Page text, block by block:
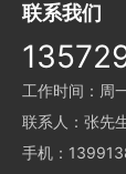
联系我们
工作时间：周
联系人：张先
手机：